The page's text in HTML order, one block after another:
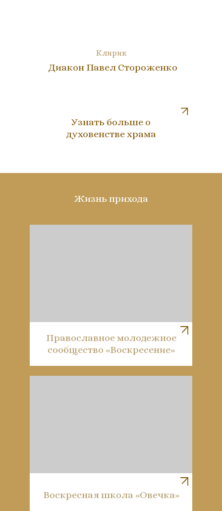
Клирик
Диакон Павел Стороженко
Узнать больше о
духовенстве храма
Жизнь прихода
Воскресная школа «Овечка»
Православное молодежное
сообщество «Воскресение»